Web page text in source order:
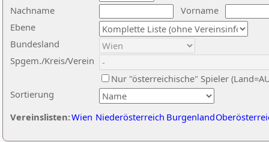
Nachname
Vorname
Ebene
Sortierung
Bundesland
Spgem./Kreis/Verein
Nur "österreichische" Spieler
Vereinslisten:Wien Niederösterreich Burgenland